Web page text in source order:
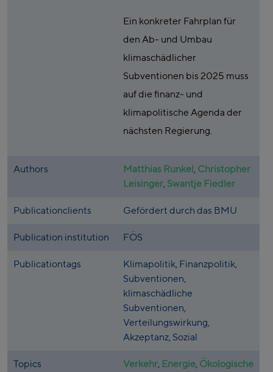
Ein konkreter Fahrplan für
den Ab- und Umbau
klimaschädlicher
Subventionen bis 2025 muss
auf die finanz- und
klimapolitische Agenda der
nächsten Regierung.
Authors Matthias Runkel , Christopher
Leisinger, Swantje Fiedler
Publicationclients Gefördert durch das BMU
Publication institution FÖS
Publicationtags
Klimapolitik, Finanzpolitik,
Subventionen,
klimaschädliche
Subventionen,
Verteilungswirkung,
Akzeptanz, Sozial
Topics Verkehr, Energie, Ökologische